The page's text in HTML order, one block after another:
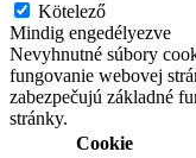
Bodzafesztivál
Kötelező
Mindig engedélyezve
Nevyhnutné súbory
fungovanie webovej
zabezpečujú základné
stránky.
Cookie